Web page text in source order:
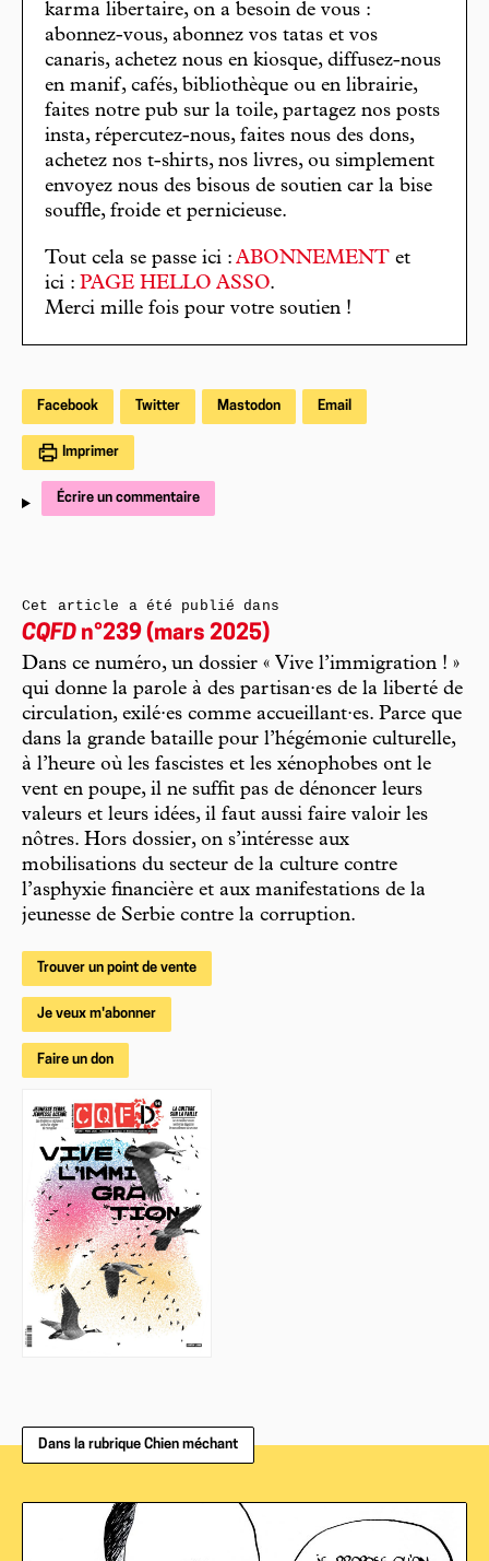
karma libertaire, on a besoin de vous :
abonnez-vous, abonnez vos tatas et vos
canaris, achetez nous en kiosque, diffusez-nous
en manif, cafés, bibliothèque ou en librairie,
faites notre pub sur la toile, partagez nos posts
insta, répercutez-nous, faites nous des dons,
achetez nos t-shirts, nos livres, ou simplement
envoyez nous des bisous de soutien car la bise
souffle, froide et pernicieuse.
Tout cela se passe ici : ABONNEMENT et
ici : PAGE HELLO ASSO.
Merci mille fois pour votre soutien !
Facebook Twitter Mastodon Email
Imprimer
Écrire un commentaire
Cet article a été publié dans
CQFD n°239 (mars 2025)
Dans ce numéro, un dossier « Vive l’immigration ! »
qui donne la parole à des partisan·es de la liberté de
circulation, exilé·es comme accueillant·es. Parce que
dans la grande bataille pour l’hégémonie culturelle,
à l’heure où les fascistes et les xénophobes ont le
vent en poupe, il ne suffit pas de dénoncer leurs
valeurs et leurs idées, il faut aussi faire valoir les
nôtres. Hors dossier, on s’intéresse aux
mobilisations du secteur de la culture contre
l’asphyxie financière et aux manifestations de la
jeunesse de Serbie contre la corruption.
Trouver un point de vente
Je veux m'abonner
Faire un don
Dans la rubrique Chien méchant